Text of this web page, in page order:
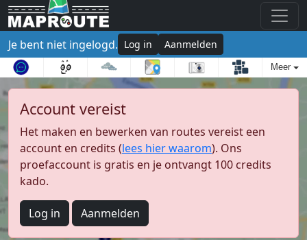
Je bent niet ingelogd. Log in Aanmelden
Meer
Account vereist
Het maken en bewerken van routes vereist een
account en credits (lees hier waarom). Ons
proefaccount is gratis en je ontvangt 100 credits
kado.
Log in Aanmelden